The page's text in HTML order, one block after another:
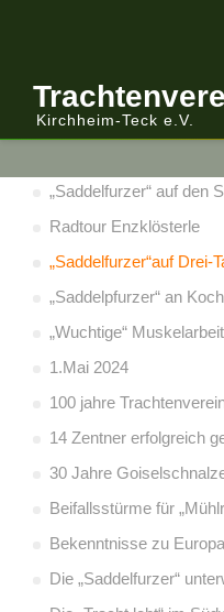
Kirchheim-Teck e.V.
„Saddelfurzer“ auf den
Radtour Enzklösterle
„Saddelfurzer“auf Drei-
„Saddelpfurzer“ an
„Wuchtige“ Muskelarbeit
1.Mai 2024
100 jahre
14 Zentner erfolgreich
30 Jahre
Beifallsstürme für
Bekenntnisse zu Europa
Die „Saddelfurzer“